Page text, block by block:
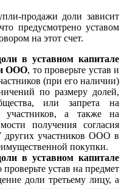
продажи доли зависит
предусмотрено уставом
на этот счет.
в уставном капитале
ООО, то проверьте устав и
(при его наличии)
по размеру долей,
или запрета на
участников, а также на
получения согласия
других участников ООО в
покупки.
в уставном капитале
проверьте устав на предмет
доли третьему лицу, а